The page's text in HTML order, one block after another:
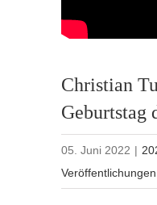
Christian
Geburtstag
05. Juni 2022 |
Veröffentlichungen